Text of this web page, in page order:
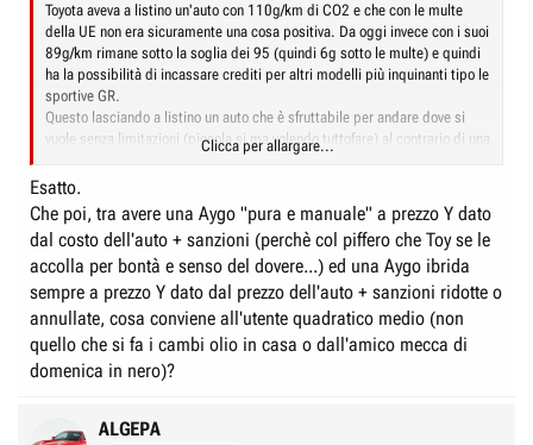
Toyota aveva a listino un'auto con 110g/km di CO2 e che con le multe
della UE non era sicuramente una cosa positiva. Da oggi invece con i suoi
89g/km rimane sotto la soglia dei 95 (quindi 6g sotto le multe) e quindi
ha la possibilità di incassare crediti per altri modelli più inquinanti tipo le
sportive GR.
Questo lasciando a listino un auto che è sfruttabile per andare dove si
vuole senza limitazioni (piccola si ma volendo tuttofare) al contrario di una
Clicca per allargare...
Esatto.
Che poi, tra avere una Aygo "pura e manuale" a prezzo Y dato
dal costo dell'auto + sanzioni (perchè col piffero che Toy se le
accolla per bontà e senso del dovere...) ed una Aygo ibrida
sempre a prezzo Y dato dal prezzo dell'auto + sanzioni ridotte o
annullate, cosa conviene all'utente quadratico medio (non
quello che si fa i cambi olio in casa o dall'amico mecca di
domenica in nero)?
ALGEPA